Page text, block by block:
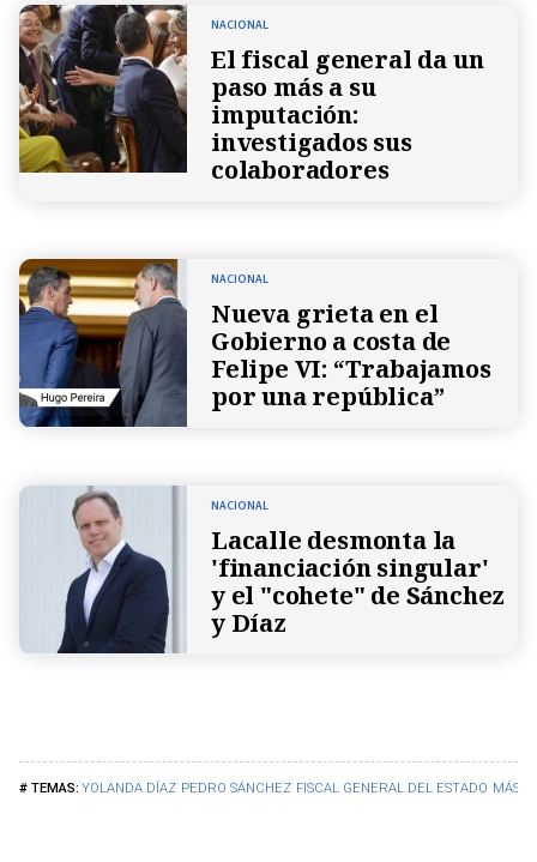
YOLANDA DÍAZ PEDRO SÁNCHEZ FISCAL GENERAL DEL ESTADO MÁS
NACIONAL
El fiscal general da un
paso más a su
imputación:
investigados sus
colaboradores
NACIONAL
Nueva grieta en el
Gobierno a costa de
Felipe VI: “Trabajamos
por una república”
NACIONAL
Lacalle desmonta la
'financiación singular'
y el "cohete" de Sánchez
y Díaz